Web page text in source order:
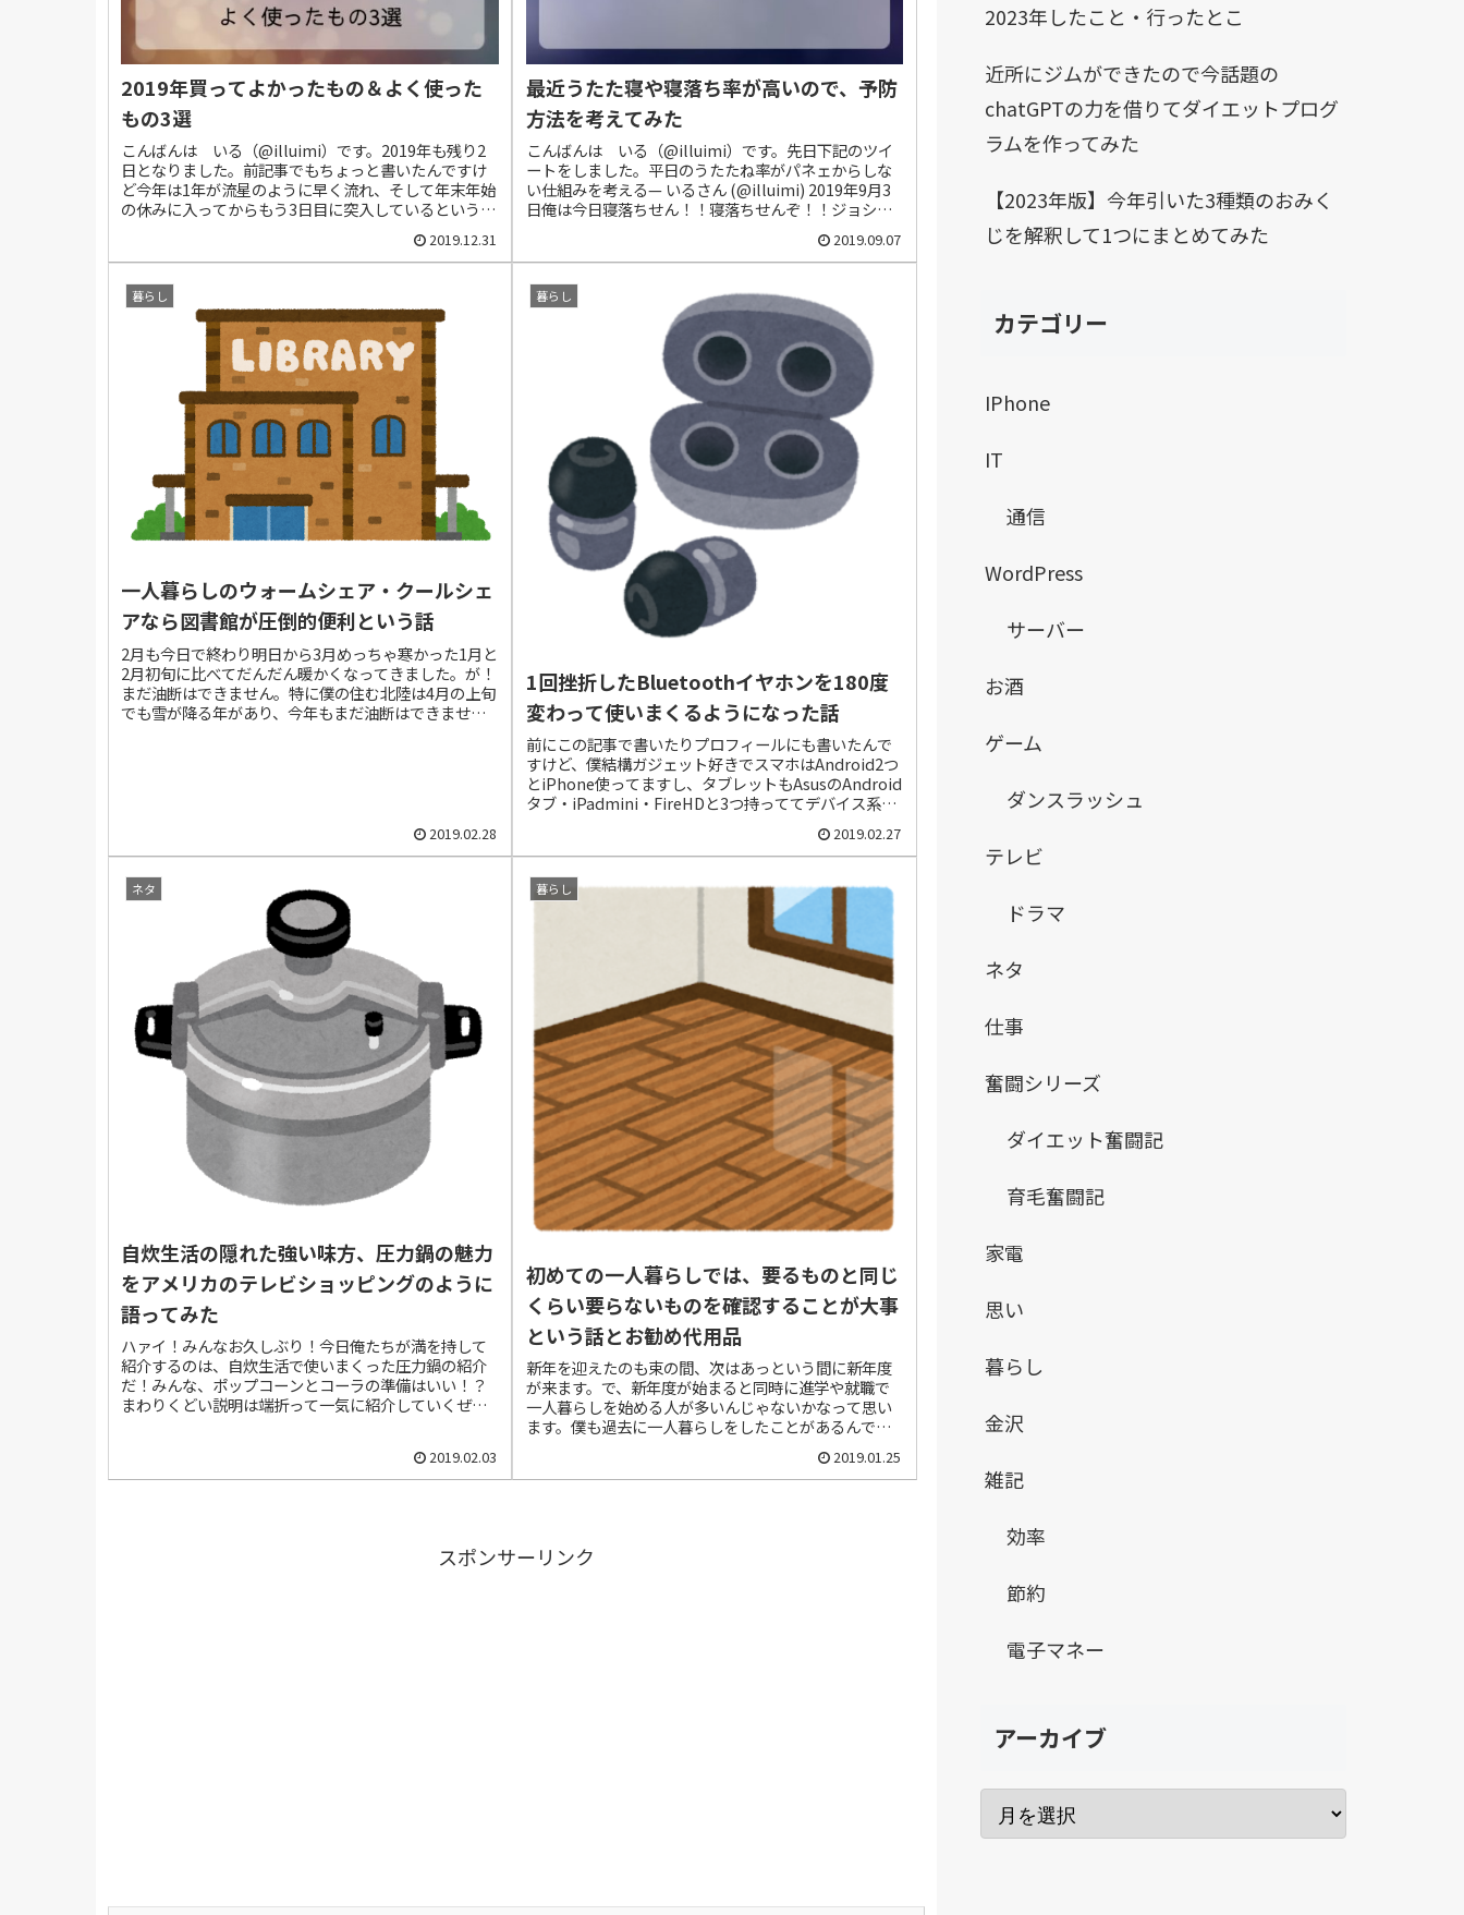
2019年買ってよかったもの＆よく使った
もの3選
こんばんは いる（@illuimi）です。2019年も残り2
日となりました。前記事でもちょっと書いたんですけ
ど今年は1年が流星のように早く流れ、そして年末年始
の休みに入ってからもう3日目に突入しているというこ
2019.12.31
最近うたた寝や寝落ち率が高いので、予防
方法を考えてみた
こんばんは いる（@illuimi）です。先日下記のツイ
ートをしました。平日のうたたね率がパネェからしな
い仕組みを考える— いるさん (@illuimi) 2019年9月3
日俺は今日寝落ちせん！！寝落ちせんぞ！！ジョショ
2019.09.07
暮らし
一人暮らしのウォームシェア・クールシェ
アなら図書館が圧倒的便利という話
2月も今日で終わり明日から3月めっちゃ寒かった1月と
2月初旬に比べてだんだん暖かくなってきました。が！
まだ油断はできません。特に僕の住む北陸は4月の上旬
でも雪が降る年があり、今年もまだ油断はできませ
2019.02.28
暮らし
1回挫折したBluetoothイヤホンを180度
変わって使いまくるようになった話
前にこの記事で書いたりプロフィールにも書いたんで
すけど、僕結構ガジェット好きでスマホはAndroid2つ
とiPhone使ってますし、タブレットもAsusのAndroid
タブ・iPadmini・FireHDと3つ持っててデバイス系は
2019.02.27
ネタ
自炊生活の隠れた強い味方、圧力鍋の魅力
をアメリカのテレビショッピングのように
語ってみた
ハァイ！みんなお久しぶり！今日俺たちが満を持して
紹介するのは、自炊生活で使いまくった圧力鍋の紹介
だ！みんな、ポップコーンとコーラの準備はいい！？
まわりくどい説明は端折って一気に紹介していくぜ！
2019.02.03
暮らし
初めての一人暮らしでは、要るものと同じ
くらい要らないものを確認することが大事
という話とお勧め代用品
新年を迎えたのも束の間、次はあっという間に新年度
が来ます。で、新年度が始まると同時に進学や就職で
一人暮らしを始める人が多いんじゃないかなって思い
ます。僕も過去に一人暮らしをしたことがあるんです
2019.01.25
スポンサーリンク
2023年したこと・行ったとこ
近所にジムができたので今話題の
chatGPTの力を借りてダイエットプログ
ラムを作ってみた
【2023年版】今年引いた3種類のおみく
じを解釈して1つにまとめてみた
カテゴリー
IPhone
IT
通信
WordPress
サーバー
お酒
ゲーム
ダンスラッシュ
テレビ
ドラマ
ネタ
仕事
奮闘シリーズ
ダイエット奮闘記
育毛奮闘記
家電
思い
暮らし
金沢
雑記
効率
節約
電子マネー
アーカイブ